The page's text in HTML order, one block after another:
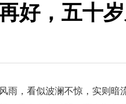
好，五十
雨，看似波澜不惊，实则